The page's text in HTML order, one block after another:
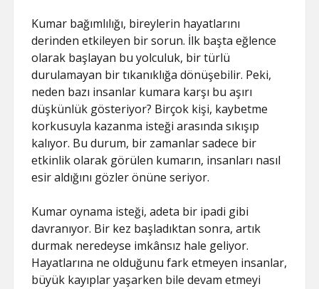
Kumar bağımlılığı, bireylerin hayatlarını
derinden etkileyen bir sorun. İlk başta eğlence
olarak başlayan bu yolculuk, bir türlü
durulamayan bir tıkanıklığa dönüşebilir. Peki,
neden bazı insanlar kumara karşı bu aşırı
düşkünlük gösteriyor? Birçok kişi, kaybetme
korkusuyla kazanma isteği arasında sıkışıp
kalıyor. Bu durum, bir zamanlar sadece bir
etkinlik olarak görülen kumarın, insanları nasıl
esir aldığını gözler önüne seriyor.
Kumar oynama isteği, adeta bir ipadi gibi
davranıyor. Bir kez başladıktan sonra, artık
durmak neredeyse imkânsız hale geliyor.
Hayatlarına ne olduğunu fark etmeyen insanlar,
büyük kayıplar yaşarken bile devam etmeyi